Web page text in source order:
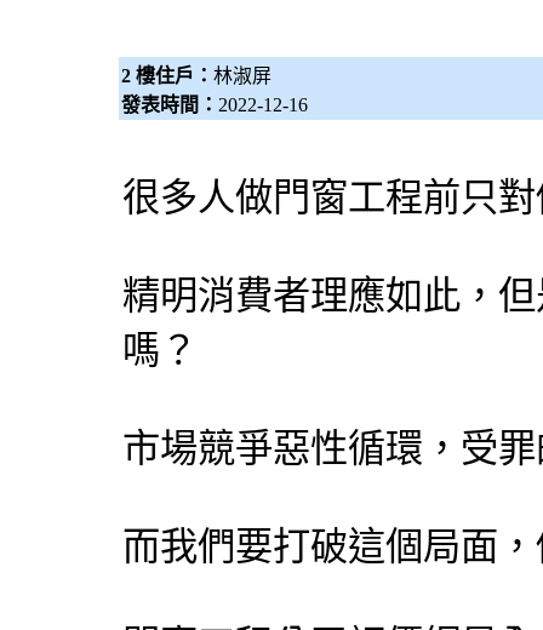
2 樓住戶： 林淑屏
發表時間： 2022-12-16
很多人做門窗工程前只
精明消費者理應如此，
嗎？
市場競爭惡性循環，受
而我們要打破這個局面